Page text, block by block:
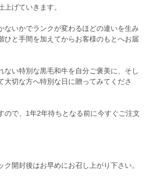
上げていきます。
ないかでランクが変わるほどの違いを生み
ひと手間を加えてからお客様のもとへお届
ない特別な黒毛和牛を自分ご褒美に、そし
大切な方へ特別な日に贈ってみてくださ
ので、1年2年待ちとなる前に今すぐご注文
ク開封後はお早めにお召し上がり下さい。